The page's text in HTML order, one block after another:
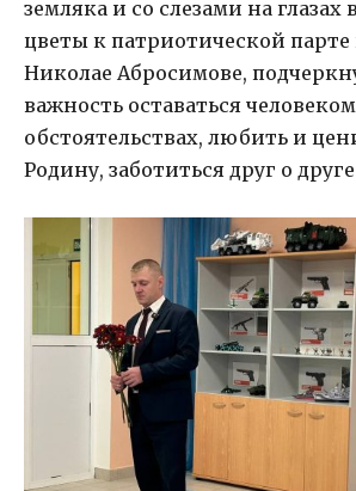
земляка и со слезами на глазах
цветы к патриотической парте
Николае Абросимове,
важность оставаться
обстоятельствах, любить и
Родину, заботиться друг о